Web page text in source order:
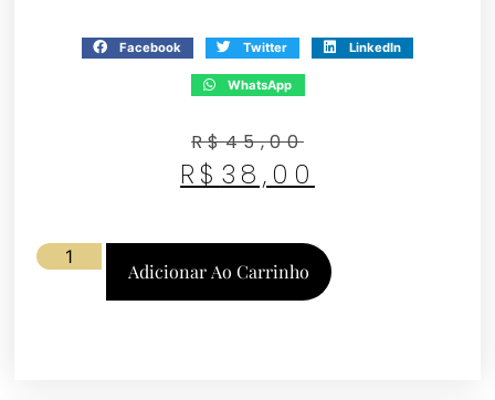
Facebook Twitter LinkedIn
WhatsApp
R$45,00
R$ 38,00
Adicionar Ao Carrinho